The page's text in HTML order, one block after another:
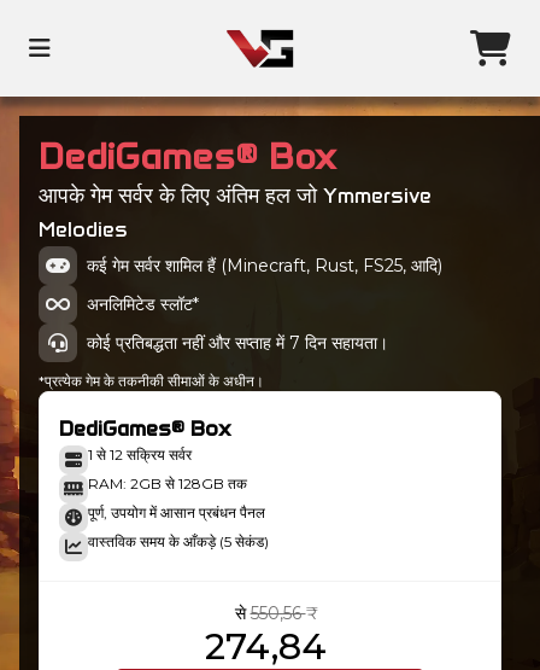
DediGames® Box
आपके गेम सर्वर के लिए अंतिम हल जो Ymmersive
Melodies
कई गेम सर्वर शामिल हैं (Minecraft, Rust, FS25, आदि)
अनलिमिटेड स्लॉट*
कोई प्रतिबद्धता नहीं और सप्ताह में 7 दिन सहायता।
*प्रत्येक गेम के तकनीकी सीमाओं के अधीन।
DediGames® Box
1 से 12 सक्रिय सर्वर
RAM: 2GB से 128GB तक
पूर्ण, उपयोग में आसान प्रबंधन पैनल
वास्तविक समय के आँकड़े (5 सेकंड)
से 550,56 ₹
274,84 ₹